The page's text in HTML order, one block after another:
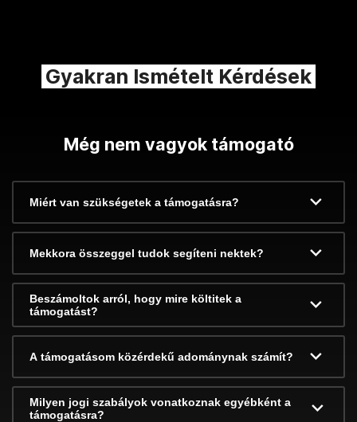
Gyakran Ismételt Kérdések
Még nem vagyok támogató
Miért van szükségetek a támogatásra?
Mekkora összeggel tudok segíteni nektek?
Beszámoltok arról, hogy mire költitek a
támogatást?
A támogatásom közérdekű adománynak számít?
Milyen jogi szabályok vonatkoznak egyébként a
támogatásra?